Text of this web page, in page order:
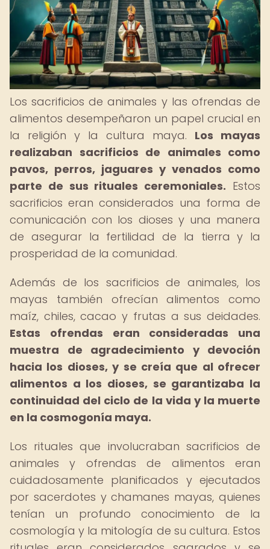
Los sacrificios de animales y las ofrendas de
alimentos desempeñaron un papel crucial en
la religión y la cultura maya. Los mayas
realizaban sacrificios de animales como
pavos, perros, jaguares y venados como
parte de sus rituales ceremoniales. Estos
sacrificios eran considerados una forma de
comunicación con los dioses y una manera
de asegurar la fertilidad de la tierra y la
prosperidad de la comunidad.
Además de los sacrificios de animales, los
mayas también ofrecían alimentos como
maíz, chiles, cacao y frutas a sus deidades.
Estas ofrendas eran consideradas una
muestra de agradecimiento y devoción
hacia los dioses, y se creía que al ofrecer
alimentos a los dioses, se garantizaba la
continuidad del ciclo de la vida y la muerte
en la cosmogonía maya.
Los rituales que involucraban sacrificios de
animales y ofrendas de alimentos eran
cuidadosamente planificados y ejecutados
por sacerdotes y chamanes mayas, quienes
tenían un profundo conocimiento de la
cosmología y la mitología de su cultura. Estos